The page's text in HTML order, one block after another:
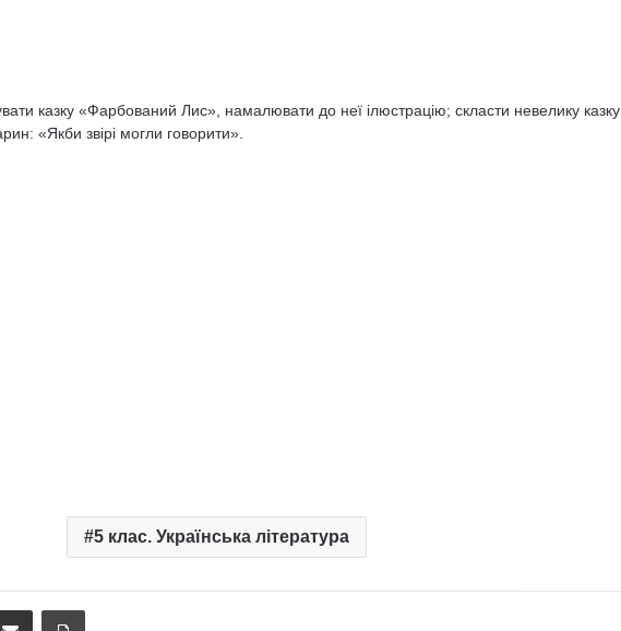
казку «Фарбований Лис», намалювати до неї ілюстрацію; скласти невелику казку
«Якби звірі могли говорити».
5 клас. Українська література
Надіслати електронною поштоюНадрукувати